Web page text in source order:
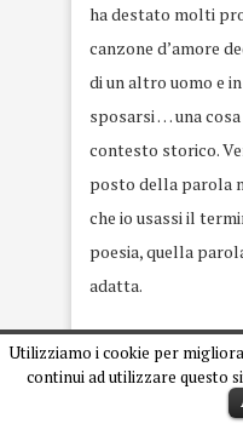
ha destato molti
canzone d’amore
di un altro uomo e
sposarsi … una
contesto storico.
posto della parola
che io usassi il
poesia, quella
adatta.
A distanza di
l’ho ancora
(scoppia a ridere).
Utilizziamo i cookie per
continui ad utilizzare questo